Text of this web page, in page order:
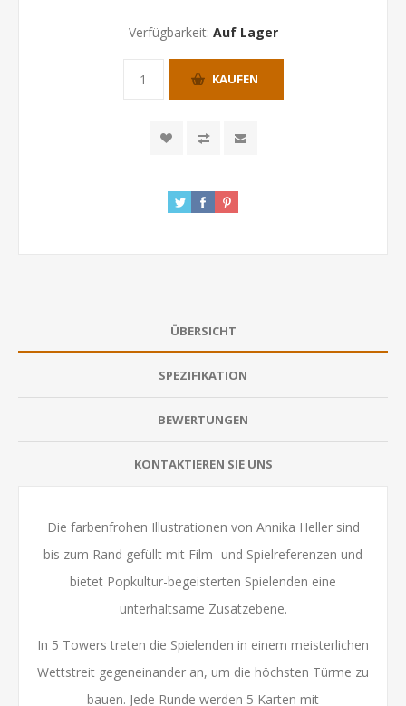
Verfügbarkeit: Auf Lager
KAUFEN
ÜBERSICHT
SPEZIFIKATION
BEWERTUNGEN
KONTAKTIEREN SIE UNS
Die farbenfrohen Illustrationen von Annika Heller sind
bis zum Rand gefüllt mit Film- und Spielreferenzen und
bietet Popkultur-begeisterten Spielenden eine
unterhaltsame Zusatzebene.
In 5 Towers treten die Spielenden in einem meisterlichen
Wettstreit gegeneinander an, um die höchsten Türme zu
bauen. Jede Runde werden 5 Karten mit